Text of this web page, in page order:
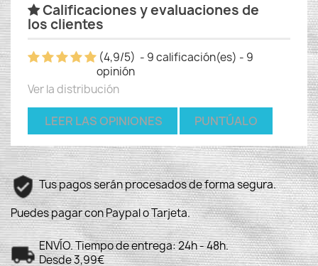
Calificaciones y evaluaciones de
los clientes
(4,9/5) - 9calificación(es) - 9
opinión
Ver la distribución
LEER LAS OPINIONES PUNTÚALO
Tus pagos serán procesados de forma segura.
Puedes pagar con Paypal o Tarjeta.
ENVÍO. Tiempo de entrega: 24h - 48h.
Desde 3,99€